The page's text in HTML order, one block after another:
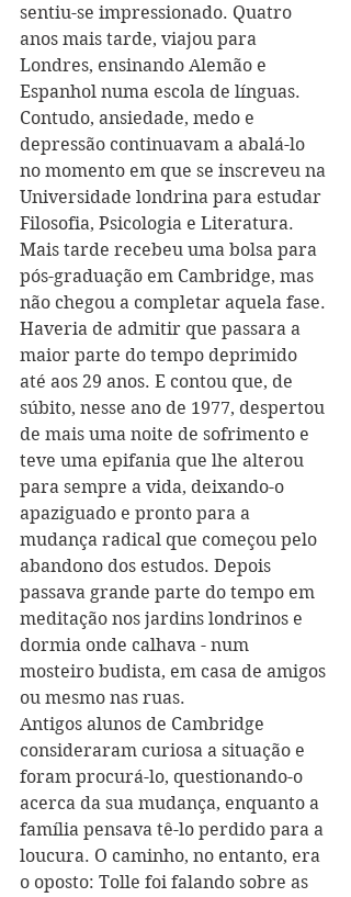
sentiu-se impressionado. Quatro
anos mais tarde, viajou para
Londres, ensinando Alemão e
Espanhol numa escola de línguas.
Contudo, ansiedade, medo e
depressão continuavam a abalá-lo
no momento em que se inscreveu na
Universidade londrina para estudar
Filosofia, Psicologia e Literatura.
Mais tarde recebeu uma bolsa para
pós-graduação em Cambridge, mas
não chegou a completar aquela fase.
Haveria de admitir que passara a
maior parte do tempo deprimido
até aos 29 anos. E contou que, de
súbito, nesse ano de 1977, despertou
de mais uma noite de sofrimento e
teve uma epifania que lhe alterou
para sempre a vida, deixando-o
apaziguado e pronto para a
mudança radical que começou pelo
abandono dos estudos. Depois
passava grande parte do tempo em
meditação nos jardins londrinos e
dormia onde calhava - num
mosteiro budista, em casa de amigos
ou mesmo nas ruas.
Antigos alunos de Cambridge
consideraram curiosa a situação e
foram procurá-lo, questionando-o
acerca da sua mudança, enquanto a
família pensava tê-lo perdido para a
loucura. O caminho, no entanto, era
o oposto: Tolle foi falando sobre as